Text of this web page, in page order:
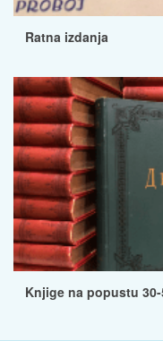
Ratna izdanja
Knjige na popustu 30-